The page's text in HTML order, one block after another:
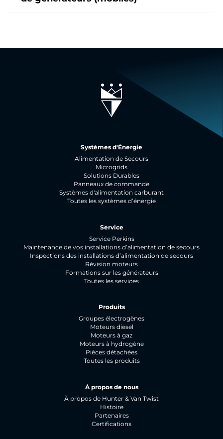
Systèmes d'Énergie
Alimentation de Secours
Microgrids
Solutions Durables
Panneaux de commande
Systèmes d'alimentation carburant
Toutes les systèmes d’énergie
Service
Service Perkins
Maintenance de vos installations d’alimentation de secours
Inspections des installations d’alimentation de secours
Révision moteurs
Formations sur les générateurs
Toutes les services
Produits
Groupes électrogènes
Moteurs diesel
Moteurs à gaz
Moteurs à hydrogène
Pièces détachées
Toutes les produits
À propos de nous
À propos de Hunter & Van Twist
Histoire
Partenaires
Certifications